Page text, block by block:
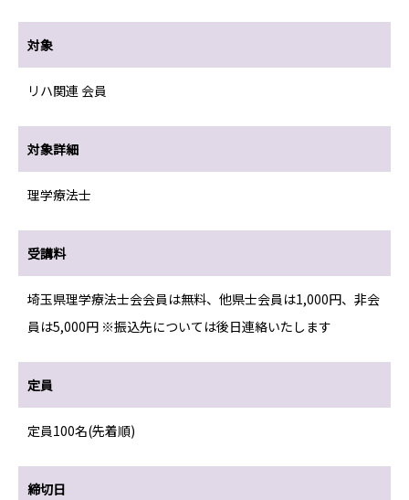
対象
リハ関連 会員
対象詳細
理学療法士
受講料
埼玉県理学療法士会会員は無料、他県士会員は1,000円、非会
員は5,000円 ※振込先については後日連絡いたします
定員
定員100名(先着順)
締切日